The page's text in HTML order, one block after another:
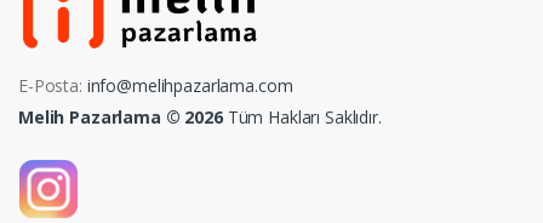
E-Posta: info@melihpazarlama.com
Melih Pazarlama © 2026Tüm Hakları Saklıdır.